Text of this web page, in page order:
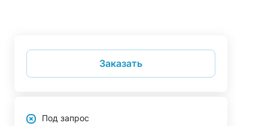
Заказать
Под запрос